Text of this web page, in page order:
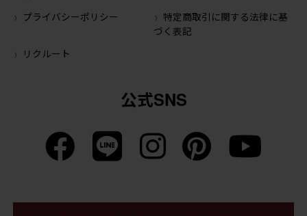
プライバシーポリシー
特定商取引に関する法律に基
づく表記
リクルート
公式SNS